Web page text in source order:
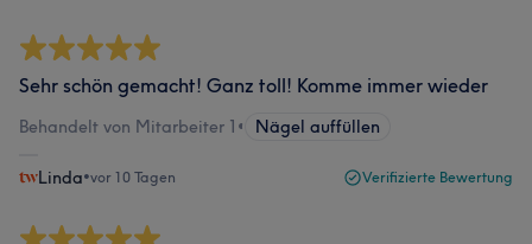
Sehr schön gemacht! Ganz toll! Komme immer wieder
Behandelt von Mitarbeiter 1 • Nägel auffüllen
Linda•vor 10 Tagen Verifizierte Bewertung